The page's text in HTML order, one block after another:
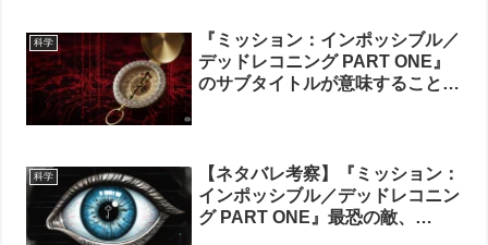
科学
『ミッション：インポッシブル／
デッドレコニング PART ONE』
のサブタイトルが意味することと
科学
【ネタバレ考察】『ミッション：
インポッシブル／デッドレコニン
グ PART ONE』最恐の敵、